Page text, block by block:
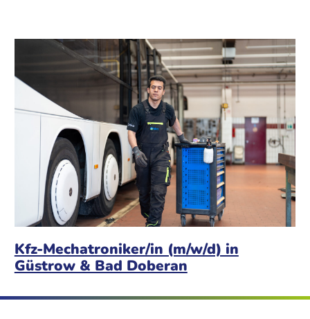
Kfz-Mechatroniker/in (m/w/d) in
Güstrow & Bad Doberan